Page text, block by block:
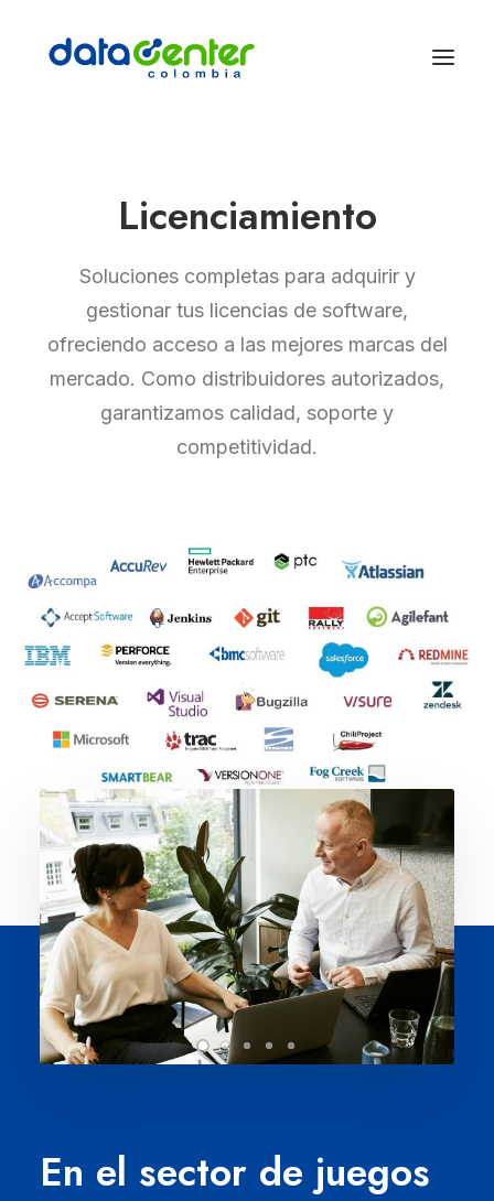
Licenciamiento
Soluciones completas para adquirir y
gestionar tus licencias de software,
ofreciendo acceso a las mejores marcas del
mercado. Como distribuidores autorizados,
garantizamos calidad, soporte y
competitividad.
En el sector de juegos